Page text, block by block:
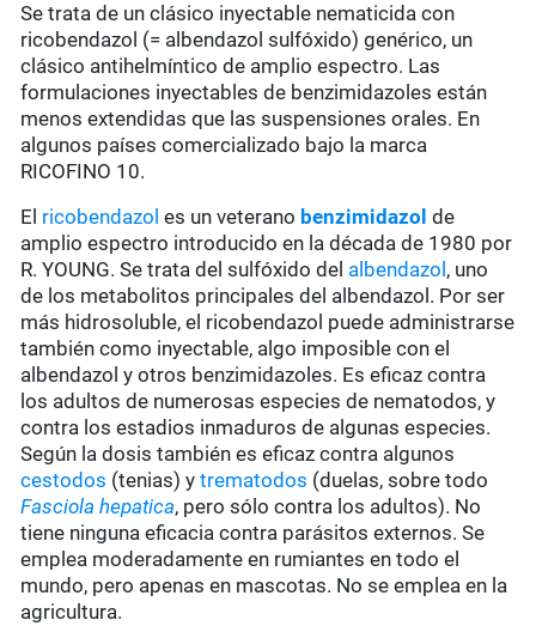
Se trata de un clásico inyectable nematicida con
ricobendazol (= albendazol sulfóxido) genérico, un
clásico antihelmíntico de amplio espectro. Las
formulaciones inyectables de benzimidazoles están
menos extendidas que las suspensiones orales. En
algunos países comercializado bajo la marca
RICOFINO 10.
El ricobendazol es un veterano benzimidazol de
amplio espectro introducido en la década de 1980 por
R. YOUNG. Se trata del sulfóxido del albendazol , uno
de los metabolitos principales del albendazol. Por ser
más hidrosoluble, el ricobendazol puede administrarse
también como inyectable, algo imposible con el
albendazol y otros benzimidazoles. Es eficaz contra
los adultos de numerosas especies de nematodos, y
contra los estadios inmaduros de algunas especies.
Según la dosis también es eficaz contra algunos
cestodos (tenias) ytrematodos (duelas, sobre todo
Fasciola hepatica, pero sólo contra los adultos). No
tiene ninguna eficacia contra parásitos externos. Se
emplea moderadamente en rumiantes en todo el
mundo, pero apenas en mascotas. No se emplea en la
agricultura.